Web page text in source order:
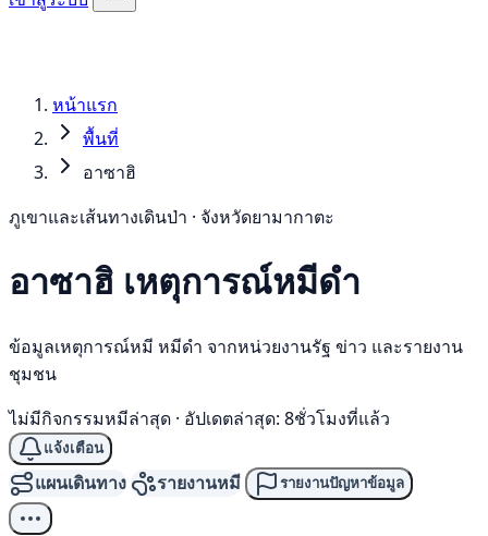
หน้าแรก
พื้นที่
อาซาฮิ
ภูเขาและเส้นทางเดินป่า · จังหวัดยามากาตะ
อาซาฮิ เหตุการณ์หมีดำ
ข้อมูลเหตุการณ์หมี หมีดำ จากหน่วยงานรัฐ ข่าว และรายงาน
ชุมชน
ไม่มีกิจกรรมหมีล่าสุด · อัปเดตล่าสุด: 8ชั่วโมงที่แล้ว
แจ้งเตือน
แผนเดินทาง รายงานหมี รายงานปัญหาข้อมูล